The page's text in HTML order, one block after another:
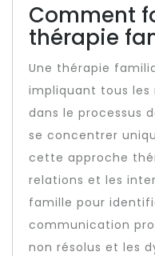
Comment
thérapie
Une thérapie
impliquant tous
dans le processus
se concentrer
cette approche
relations et les
famille pour
communication
non résolus et les